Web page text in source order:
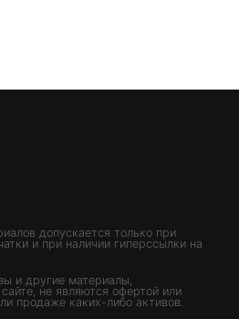
допускается только при
и при наличии гиперссылки на
и другие материалы,
не являются офертой или
продаже каких-либо активов.